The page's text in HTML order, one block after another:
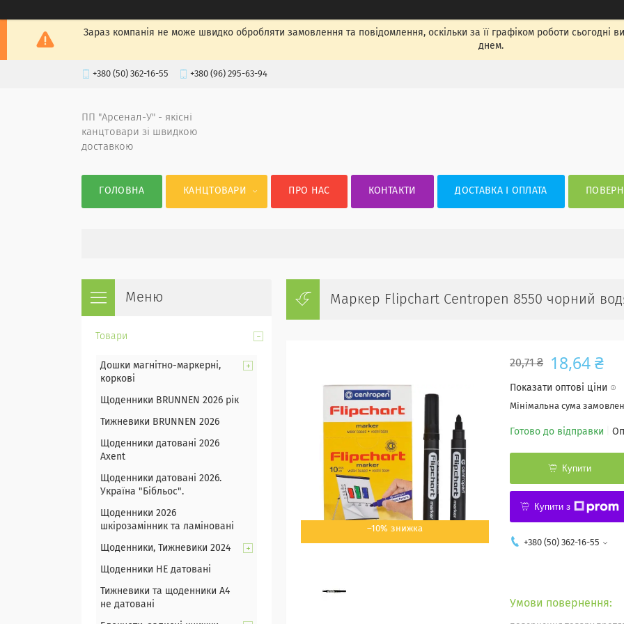
Зараз компанія не може швидко обробляти замовлення та повідомлення, оскільки за її графіком роботи
днем.
+380 (50) 362-16-55 +380 (96) 295-63-94
ПП "Арсенал-У" - якісні
канцтовари зі швидкою
доставкою
ГОЛОВНА КАНЦТОВАРИ ПРО НАС КОНТАКТИ ДОСТАВКА І ОПЛАТА
Маркер Flipchart Centropen 8550 чорний
–10%
20,71 ₴ 18,64 ₴
Показати оптові ціни
Мінімальна сума
Готово до відправки
Купити
Купити з
+380 (50) 362-16-55
Товари
Дошки магнітно-маркерні,
коркові
Щоденники BRUNNEN 2026 рік
Тижневики BRUNNEN 2026
Щоденники датовані 2026
Axent
Щоденники датовані 2026.
Україна "Бібльос".
Щоденники 2026
шкірозамінник та ламіновані
Щоденники, Тижневики 2024
Щоденники НЕ датовані
Тижневики та щоденники А4
не датовані